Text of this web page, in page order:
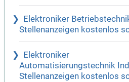
Elektroniker
Stellenanzeigen kostenlos
Elektroniker
Automatisierungstechnik
Stellenanzeigen kostenlos